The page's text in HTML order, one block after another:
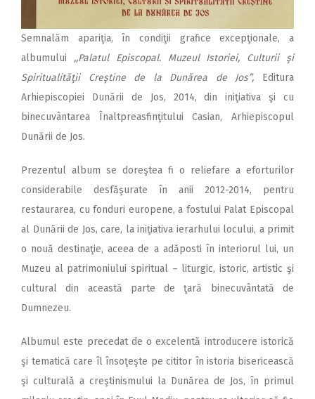
Semnalăm apariţia, în condiţii grafice excepţionale, a
albumului ,,Palatul Episcopal. Muzeul Istoriei, Culturii şi
Spiritualităţii Creştine de la Dunărea de Jos”, Editura
Arhiepiscopiei Dunării de Jos, 2014, din iniţiativa şi cu
binecuvântarea Înaltpreasfinţitului Casian, Arhiepiscopul
Dunării de Jos.
Prezentul album se doreştea fi o reliefare a eforturilor
considerabile desfăşurate în anii 2012-2014, pentru
restaurarea, cu fonduri europene, a fostului Palat Episcopal
al Dunării de Jos, care, la iniţiativa ierarhului locului, a primit
o nouă destinaţie, aceea de a adăposti în interiorul lui, un
Muzeu al patrimoniului spiritual – liturgic, istoric, artistic şi
cultural din această parte de ţară binecuvântată de
Dumnezeu.
Albumul este precedat de o excelentă introducere istorică
şi tematică care îl însoţeşte pe cititor în istoria bisericească
şi culturală a creştinismului la Dunărea de Jos, în primul